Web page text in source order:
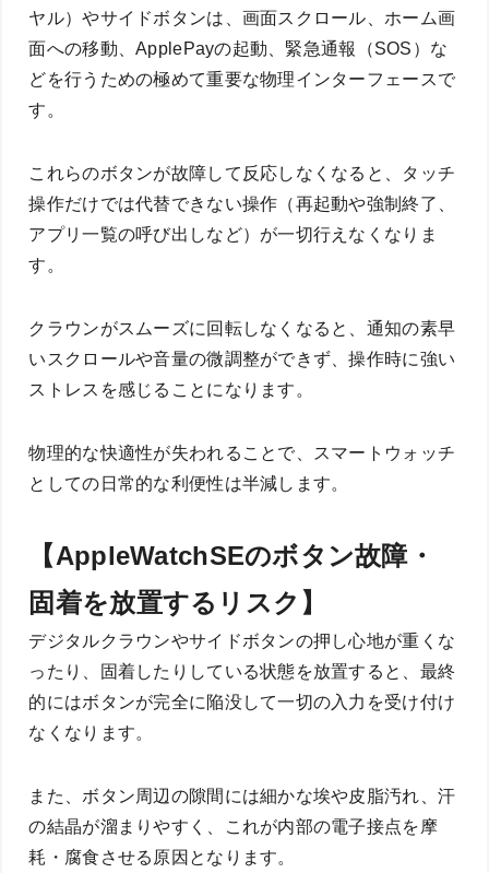
ヤル）やサイドボタンは、画面スクロール、ホーム画
面への移動、ApplePayの起動、緊急通報（SOS）な
どを行うための極めて重要な物理インターフェースで
す。
これらのボタンが故障して反応しなくなると、タッチ
操作だけでは代替できない操作（再起動や強制終了、
アプリ一覧の呼び出しなど）が一切行えなくなりま
す。
クラウンがスムーズに回転しなくなると、通知の素早
いスクロールや音量の微調整ができず、操作時に強い
ストレスを感じることになります。
物理的な快適性が失われることで、スマートウォッチ
としての日常的な利便性は半減します。
【AppleWatchSEのボタン故障・
固着を放置するリスク】
デジタルクラウンやサイドボタンの押し心地が重くな
ったり、固着したりしている状態を放置すると、最終
的にはボタンが完全に陥没して一切の入力を受け付け
なくなります。
また、ボタン周辺の隙間には細かな埃や皮脂汚れ、汗
の結晶が溜まりやすく、これが内部の電子接点を摩
耗・腐食させる原因となります。